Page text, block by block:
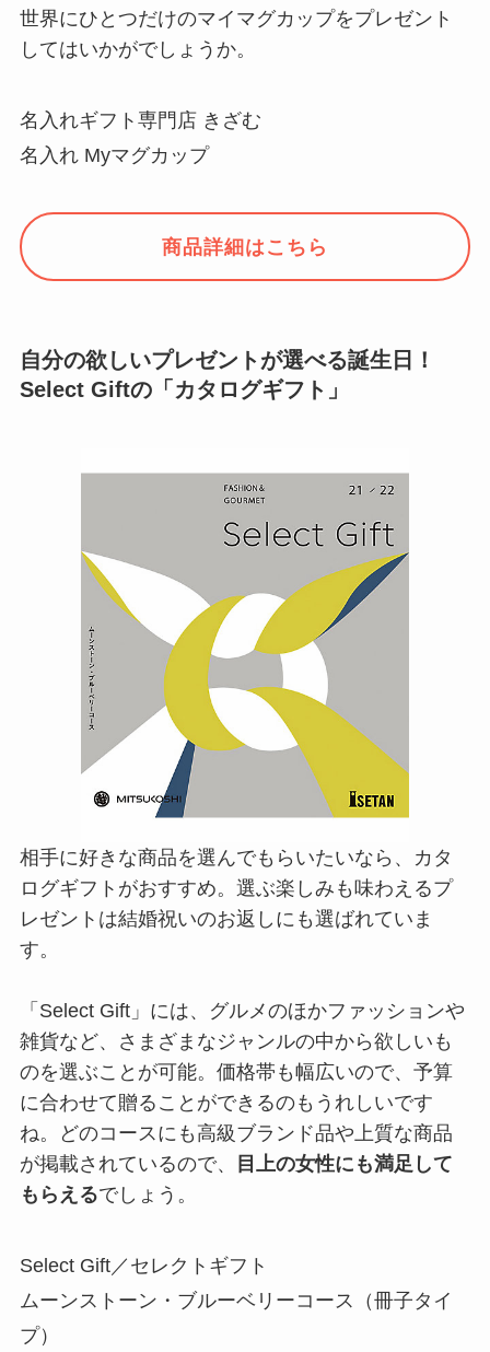
世界にひとつだけのマイマグカップをプレゼント
してはいかがでしょうか。
名入れギフト専門店 きざむ
名入れ Myマグカップ
商品詳細はこちら
自分の欲しいプレゼントが選べる誕生日！
Select Giftの「カタログギフト」
相手に好きな商品を選んでもらいたいなら、カタ
ログギフトがおすすめ。選ぶ楽しみも味わえるプ
レゼントは結婚祝いのお返しにも選ばれていま
す。
「Select Gift」には、グルメのほかファッションや
雑貨など、さまざまなジャンルの中から欲しいも
のを選ぶことが可能。価格帯も幅広いので、予算
に合わせて贈ることができるのもうれしいです
ね。どのコースにも高級ブランド品や上質な商品
が掲載されているので、
目上の女性にも満足して
もらえるでしょう。
Select Gift／セレクトギフト
ムーンストーン・ブルーベリーコース（冊子タイ
プ）